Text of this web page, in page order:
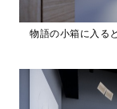
物語の小箱に入る